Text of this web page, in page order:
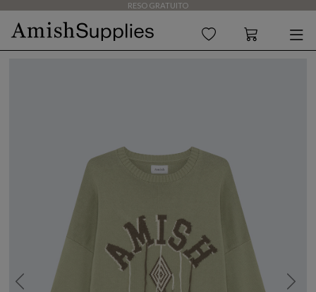
RESO GRATUITO
Previous Next